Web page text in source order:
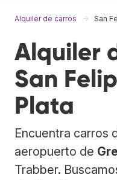
Alquiler de carros San
Alquiler
San
Plata
Encuentra carros
aeropuerto de
Trabber.